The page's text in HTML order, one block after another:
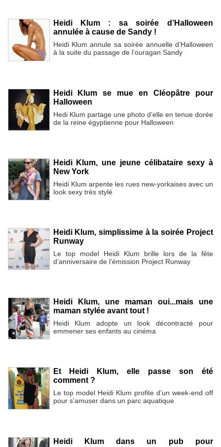
Heidi Klum : sa soirée d’Halloween
annulée à cause de Sandy !
Heidi Klum annule sa soirée annuelle d’Halloween
à la suite du passage de l’ouragan Sandy
Heidi Klum se mue en Cléopâtre pour
Halloween
Hedi Klum partage une photo d’elle en tenue dorée
de la reine égyptienne pour Halloween
Heidi Klum, une jeune célibataire sexy à
New York
Heidi Klum arpente les rues new-yorkaises avec un
look sexy très stylé
Heidi Klum, simplissime à la soirée Project
Runway
Le top model Heidi Klum brille lors de la fête
d’anniversaire de l’émission Project Runway
Heidi Klum, une maman oui...mais une
maman stylée avant tout !
Heidi Klum adopte un look décontracté pour
emmener ses enfants au cinéma
Et Heidi Klum, elle passe son été
comment ?
Le top model Heidi Klum profite d’un week-end off
pour s’amuser dans un parc aquatique
Heidi Klum dans un pub pour